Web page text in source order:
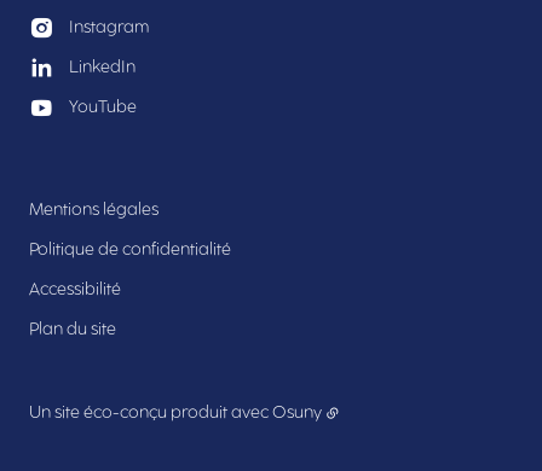
Instagram
LinkedIn
YouTube
Mentions légales
Politique de confidentialité
Accessibilité
Plan du site
Un site éco-conçu produit avecOsuny